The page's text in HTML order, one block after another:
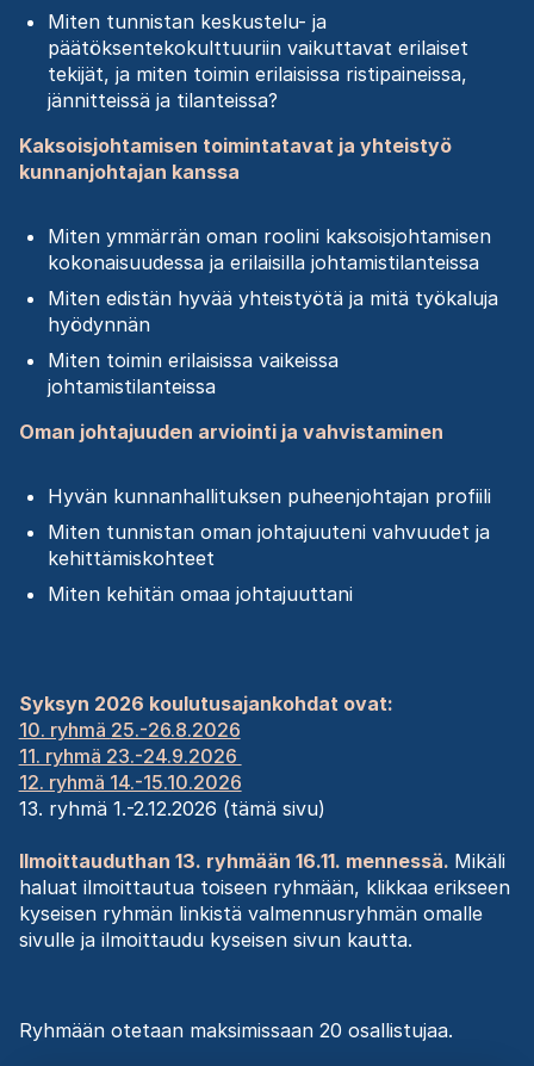
Miten tunnistan keskustelu- ja
päätöksentekokulttuuriin vaikuttavat erilaiset
tekijät, ja miten toimin erilaisissa ristipaineissa,
jännitteissä ja tilanteissa?
Kaksoisjohtamisen toimintatavat ja yhteistyö
kunnanjohtajan kanssa
Miten ymmärrän oman roolini kaksoisjohtamisen
kokonaisuudessa ja erilaisilla johtamistilanteissa
Miten edistän hyvää yhteistyötä ja mitä työkaluja
hyödynnän
Miten toimin erilaisissa vaikeissa
johtamistilanteissa
Oman johtajuuden arviointi ja vahvistaminen
Hyvän kunnanhallituksen puheenjohtajan profiili
Miten tunnistan oman johtajuuteni vahvuudet ja
kehittämiskohteet
Miten kehitän omaa johtajuuttani
Syksyn 2026 koulutusajankohdat ovat:
10. ryhmä 25.-26.8.2026
11. ryhmä 23.-24.9.2026
12. ryhmä 14.-15.10.2026
13. ryhmä 1.-2.12.2026 (tämä sivu)
Ilmoittauduthan 13. ryhmään 16.11. mennessä. Mikäli
haluat ilmoittautua toiseen ryhmään, klikkaa erikseen
kyseisen ryhmän linkistä valmennusryhmän omalle
sivulle ja ilmoittaudu kyseisen sivun kautta.
Ryhmään otetaan maksimissaan 20 osallistujaa.